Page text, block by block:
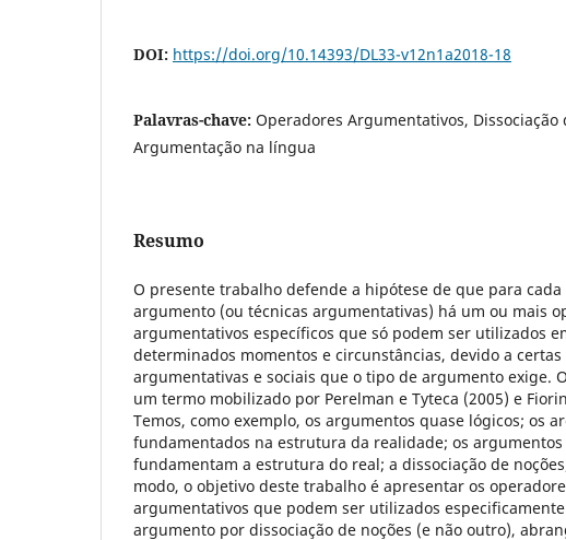
DOI: https://doi.org/10.14393/DL33-v12n1a2018-18
Palavras-chave: Operadores Argumentativos, Dissociação
Argumentação na língua
Resumo
O presente trabalho defende a hipótese de que para
argumento (ou técnicas argumentativas) há um ou mais
argumentativos específicos que só podem ser utilizados
determinados momentos e circunstâncias, devido a certas
argumentativas e sociais que o tipo de argumento exige.
um termo mobilizado por Perelman e Tyteca (2005) e
Temos, como exemplo, os argumentos quase lógicos; os
fundamentados na estrutura da realidade; os
fundamentam a estrutura do real; a dissociação de
modo, o objetivo deste trabalho é apresentar os
argumentativos que podem ser utilizados
argumento por dissociação de noções (e não outro),